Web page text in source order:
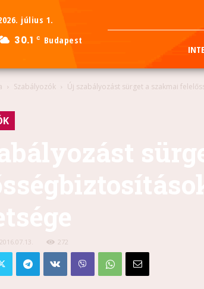
július 1.
30.1 C Budapest
Szabályozók Új szabályozást sürget a szakmai
2016.07.13. 272